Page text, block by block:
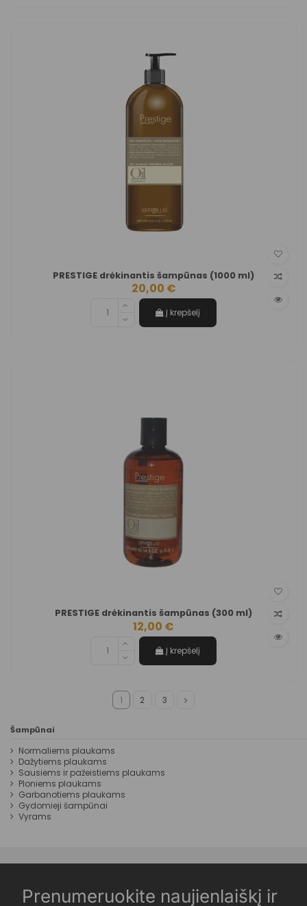
PRESTIGE drėkinantis šampūnas (1000 ml)
20,00 €
Į krepšelį
PRESTIGE drėkinantis šampūnas (300 ml)
12,00 €
Į krepšelį
1 2 3
Šampūnai
Normaliems plaukams
Dažytiems plaukams
Sausiems ir pažeistiems plaukams
Ploniems plaukams
Garbanotiems plaukams
Gydomieji šampūnai
Vyrams
Prenumeruokite naujienlaiškį ir